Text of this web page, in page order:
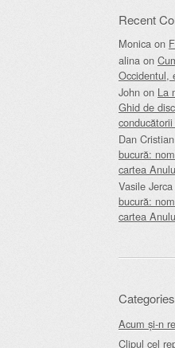
Recent
Monica on
alina on
Occidentul,
John on La
Ghid de
Dan
bucură:
cartea
Vasile Jerca
bucură:
cartea
Categories
Acum și-n
Clipul cel